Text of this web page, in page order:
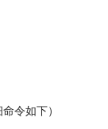
令如下）